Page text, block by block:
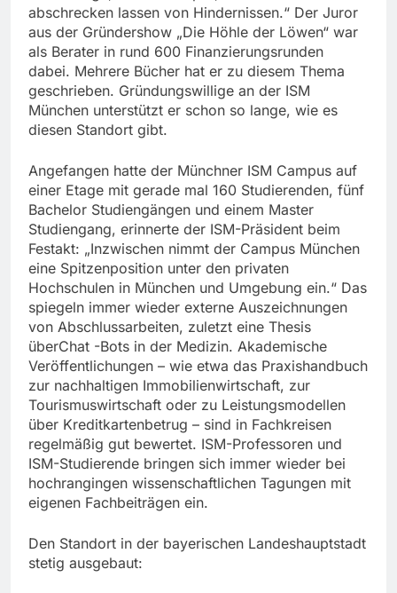
abschrecken lassen von Hindernissen.“ Der Juror
aus der Gründershow „Die Höhle der Löwen“ war
als Berater in rund 600 Finanzierungsrunden
dabei. Mehrere Bücher hat er zu diesem Thema
geschrieben. Gründungswillige an der ISM
München unterstützt er schon so lange, wie es
diesen Standort gibt.
Angefangen hatte der Münchner ISM Campus auf
einer Etage mit gerade mal 160 Studierenden, fünf
Bachelor Studiengängen und einem Master
Studiengang, erinnerte der ISM-Präsident beim
Festakt: „Inzwischen nimmt der Campus München
eine Spitzenposition unter den privaten
Hochschulen in München und Umgebung ein.“ Das
spiegeln immer wieder externe Auszeichnungen
von Abschlussarbeiten, zuletzt eine Thesis
überChat -Bots in der Medizin. Akademische
Veröffentlichungen – wie etwa das Praxishandbuch
zur nachhaltigen Immobilienwirtschaft, zur
Tourismuswirtschaft oder zu Leistungsmodellen
über Kreditkartenbetrug – sind in Fachkreisen
regelmäßig gut bewertet. ISM-Professoren und
ISM-Studierende bringen sich immer wieder bei
hochrangingen wissenschaftlichen Tagungen mit
eigenen Fachbeiträgen ein.
Den Standort in der bayerischen Landeshauptstadt
stetig ausgebaut: